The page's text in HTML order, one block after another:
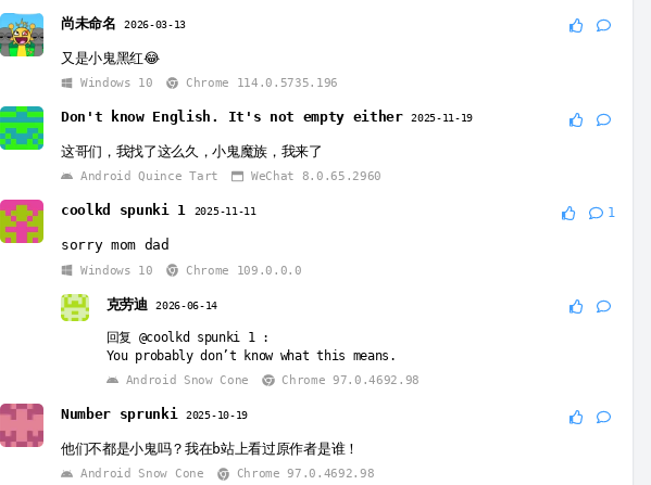
尚未命名 2026-03-13
又是小鬼黑红😂
Windows 10 Chrome 114.0.5735.196
Don't know English. It's not empty either 2025-11-19
这哥们，我找了这么久，小鬼魔族，我来了
Android Quince Tart WeChat 8.0.65.2960
coolkd spunki 1 2025-11-11 1
sorry mom dad
Windows 10 Chrome 109.0.0.0
克劳迪 2026-06-14
回复 @coolkd spunki 1:
You probably don’t know what this means.
Android Snow Cone
Chrome 97.0.4692.98
Number sprunki 2025-10-19
他们不都是小鬼吗？我在b站上看过原作者是谁！
Android Snow Cone Chrome 97.0.4692.98